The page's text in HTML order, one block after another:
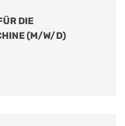
DIE
(M/W/D)